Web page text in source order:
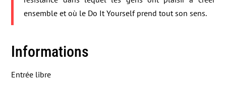
ensemble et où le Do It Yourself prend tout son sens.
Informations
Entrée libre